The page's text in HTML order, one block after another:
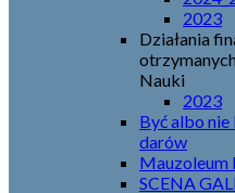
2023
Działania
Nauki
2023
Być albo
darów
Mauzoleum
SCENA